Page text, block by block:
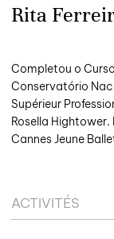
Rita
Completou o
Conservatório
Supérieur
Rosella
Cannes Jeune
ACTIVITÉS